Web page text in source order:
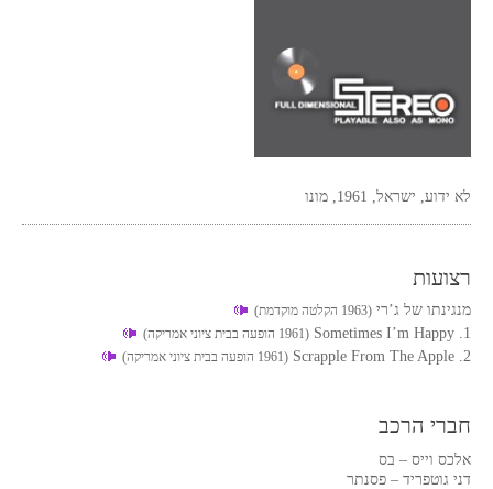
לא ידוע, ישראל, 1961, מונו
רצועות
מנגינתו של ג’רי (1963 הקלטה מוקדמת)
1. Sometimes I’m Happy (1961 הופעה בבית ציוני אמריקה)
2. Scrapple From The Apple (1961 הופעה בבית ציוני אמריקה)
חברי הרכב
אלכס וייס – בס
דני גוטפריד – פסנתר